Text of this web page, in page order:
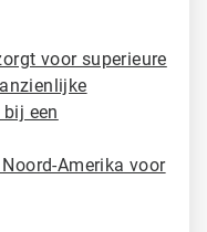
voor superieure
een
Amerika voor